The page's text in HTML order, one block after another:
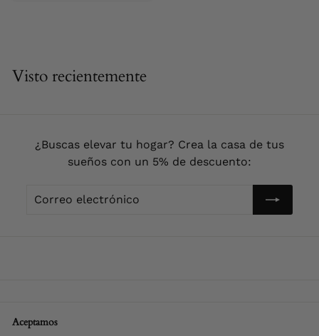
Visto recientemente
¿Buscas elevar tu hogar? Crea la casa de tus
sueños con un 5% de descuento:
Aceptamos